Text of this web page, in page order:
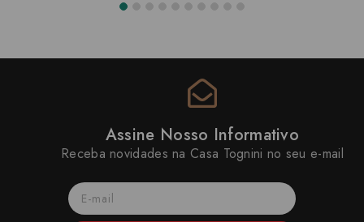
Assine Nosso Informativo
Receba novidades na Casa Tognini no seu e-mail